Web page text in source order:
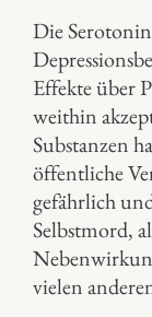
Die
Effekte über
weithin
Substanzen
öffentliche
gefährlich
Selbstmord,
vielen